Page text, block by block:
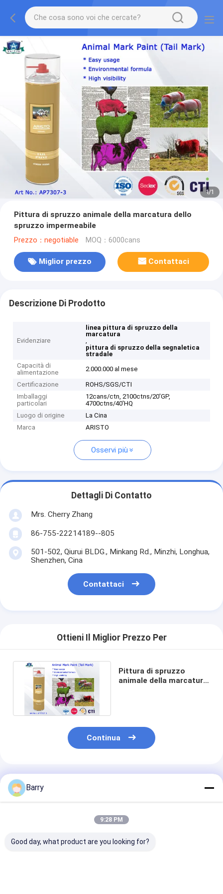
1/1
Pittura di spruzzo animale della marcatura dello
spruzzo impermeabile
Prezzo：negotiable MOQ：6000cans
Miglior prezzo Contattaci
Descrizione Di Prodotto
Evidenziare
linea pittura di spruzzo della
marcatura
,
pittura di spruzzo della segnaletica
stradale
Capacità di
alimentazione
2.000.000 al mese
Certificazione
ROHS/SGS/CTI
Imballaggi
particolari
12cans/ctn, 2100ctns/20'GP,
4700ctns/40'HQ
Luogo di origine
La Cina
Marca
ARISTO
Osservi più
Dettagli Di Contatto
Mrs. Cherry Zhang
86-755-22214189--805
501-502, Qiurui BLDG., Minkang Rd., Minzhi, Longhua,
Shenzhen, Cina
Contattaci
Ottieni Il Miglior Prezzo Per
Pittura di spruzzo
animale della marcatura
Continua
Prodotti Raccomandati
Barry
9:28 PM
Good day, what product are you looking for?